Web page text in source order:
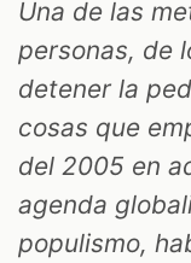
Una de las
personas, de
detener la
cosas que
del 2005 en
agenda
populismo,